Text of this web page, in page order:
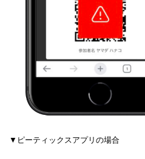
▼ピーティックスアプリの場合